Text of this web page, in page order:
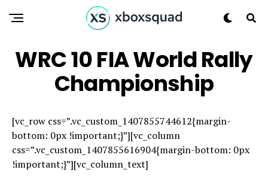
WRC 10 FIA World Rally
Championship
[vc_row css=”.vc_custom_1407855744612{margin-
bottom: 0px !important;}”][vc_column
css=”.vc_custom_1407855616904{margin-bottom: 0px
!important;}”][vc_column_text]